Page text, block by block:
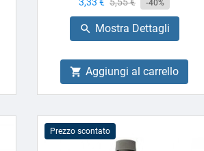
base
-40%
 Mostra Dettagli
 Aggiungi al carrello
Prezzo scontato